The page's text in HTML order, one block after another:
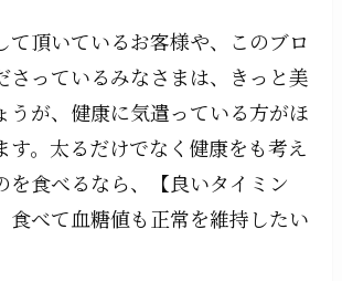
て頂いているお客様や、このブロ
さっているみなさまは、きっと美
うが、健康に気遣っている方がほ
す。太るだけでなく健康をも考え
を食べるなら、【良いタイミン
食べて血糖値も正常を維持したい